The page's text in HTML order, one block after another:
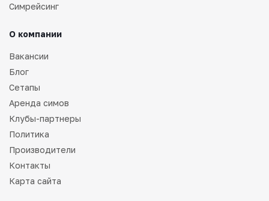
Симрейсинг
О компании
Вакансии
Блог
Сетапы
Аренда симов
Клубы-партнеры
Политика
Производители
Контакты
Карта сайта